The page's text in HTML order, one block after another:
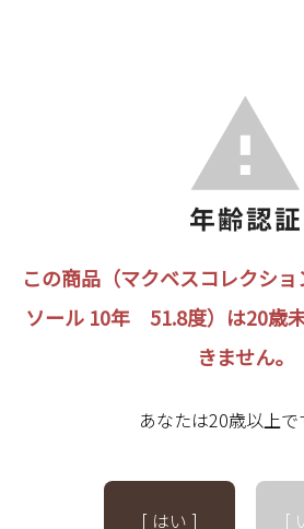
この商品（マクベスコレクシ
ソール 10年 51.8度）は20歳
きません。
あなたは20歳以上で
[ はい ] [